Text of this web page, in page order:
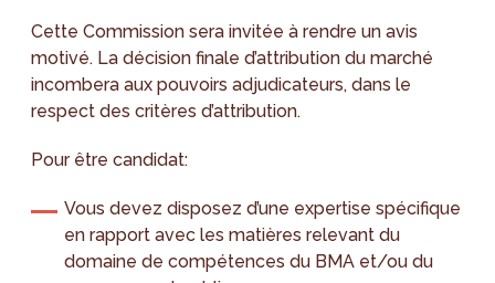
Cette Commission sera invitée à rendre un avis
motivé. La décision finale d’attribution du marché
incombera aux pouvoirs adjudicateurs, dans le
respect des critères d’attribution.
Pour être candidat:
Vous devez disposez d’une expertise spécifique
en rapport avec les matières relevant du
domaine de compétences du BMA et/ou du